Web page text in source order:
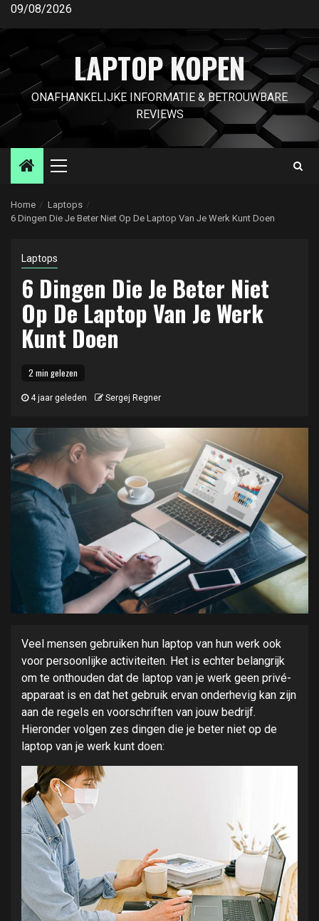
Ga
inhoud
09/08/2026
LAPTOP KOPEN
ONAFHANKELIJKE INFORMATIE & BETROUWBARE
REVIEWS
Primair
Home
Laptops
6 Dingen Die Je Beter Niet Op De Laptop Van Je Werk Kunt Doen
Laptops
6 Dingen Die Je Beter Niet
Op De Laptop Van Je Werk
Kunt Doen
2 min gelezen
4 jaar geleden Sergej Regner
Veel mensen gebruiken hun laptop van hun werk ook
voor persoonlijke activiteiten. Het is echter belangrijk
om te onthouden dat de laptop van je werk geen privé-
apparaat is en dat het gebruik ervan onderhevig kan zijn
aan de regels en voorschriften van jouw bedrijf.
Hieronder volgen zes dingen die je beter niet op de
laptop van je werk kunt doen: